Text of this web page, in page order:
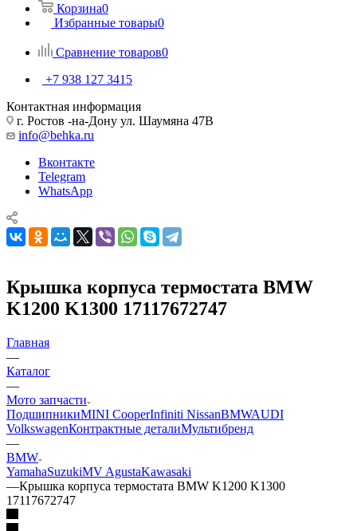
Корзина0
Избранные товары0
Сравнение товаров0
+7 938 127 3415
Контактная информация
г. Ростов -на-Дону ул. Шаумяна 47В
info@behka.ru
Вконтакте
Telegram
WhatsApp
Крышка корпуса термостата BMW
K1200 K1300 17117672747
Главная
—
Каталог
—
Мото запчасти
ПодшипникиMINI CooperInfiniti NissanBMWAUDI
VolkswagenКонтрактные деталиМультибренд
—
BMW
YamahaSuzukiMV AgustaKawasaki
—Крышка корпуса термостата BMW K1200 K1300
17117672747